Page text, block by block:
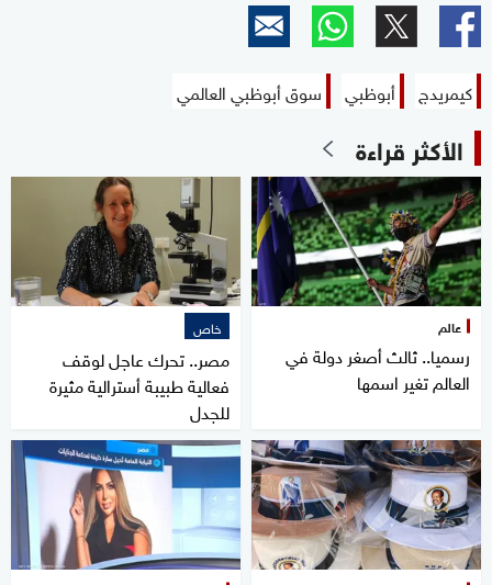
كيمريدج أبوظبي سوق أبوظبي العالمي
الأكثر قراءة
عالم
رسميا.. ثالث أصغر دولة في
العالم تغير اسمها
خاص
مصر.. تحرك عاجل لوقف
فعالية طبيبة أسترالية مثيرة
للجدل